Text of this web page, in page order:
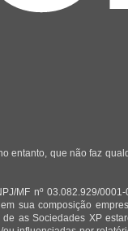
que não faz
MF nº 03.082.929/
sua composição
as Sociedades XP